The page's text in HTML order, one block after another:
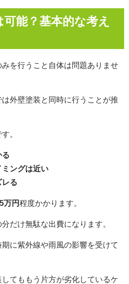
能？基本的な考え
を行うこと自体は問題ありませ
外壁塗装と同時に行うことが推
。
る
ミングは近い
レる
万円程度かかります。
だけ無駄な出費になります。
に紫外線や雨風の影響を受けて
てももう片方が劣化しているケ